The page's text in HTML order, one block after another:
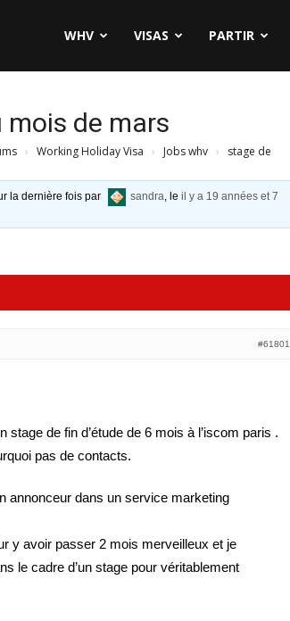
WHV VISAS PARTIR
de mars
› Working Holiday Visa › Jobs whv ›
stage de
la dernière fois par sandra, leil y a 19 années et 7
#61801
stage de fin d’étude de 6 mois à l’iscom paris .
pas de contacts.
annonceur dans un service marketing
y avoir passer 2 mois merveilleux et je
le cadre d’un stage pour véritablement